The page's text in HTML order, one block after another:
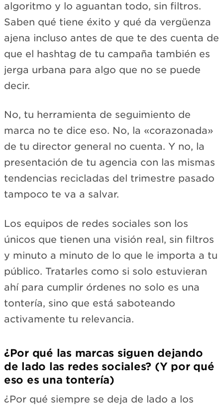
algoritmo y lo aguantan todo, sin filtros.
Saben qué tiene éxito y qué da vergüenza
ajena incluso antes de que te des cuenta de
que el hashtag de tu campaña también es
jerga urbana para algo que no se puede
decir.
No, tu herramienta de seguimiento de
marca no te dice eso. No, la «corazonada»
de tu director general no cuenta. Y no, la
presentación de tu agencia con las mismas
tendencias recicladas del trimestre pasado
tampoco te va a salvar.
Los equipos de redes sociales son los
únicos que tienen una visión real, sin filtros
y minuto a minuto de lo que le importa a tu
público. Tratarles como si solo estuvieran
ahí para cumplir órdenes no solo es una
tontería, sino que está saboteando
activamente tu relevancia.
¿Por qué las marcas siguen dejando
de lado las redes sociales? (Y por qué
eso es una tontería)
¿Por qué siempre se deja de lado a los